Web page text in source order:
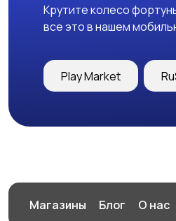
Крутите колесо
все это в нашем
Play Market
Магазины Блог О нас